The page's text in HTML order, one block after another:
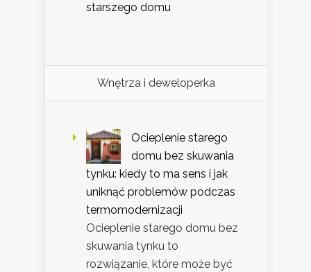
starszego domu
Wnętrza i deweloperka
Ocieplenie starego
domu bez skuwania
tynku: kiedy to ma sens i jak
uniknąć problemów podczas
termomodernizacji
Ocieplenie starego domu bez
skuwania tynku to
rozwiązanie, które może być